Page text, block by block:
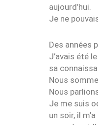
aujourd’hui.
Je ne
Des années
J’avais été
sa
Nous
Nous
Je me suis
un soir, il